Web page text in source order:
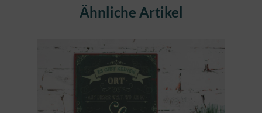
Produktgalerie überspringenÄhnliche Artikel